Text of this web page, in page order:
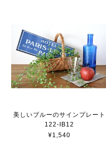
美しいブルーのサインプレート
122-IB12
¥1,540